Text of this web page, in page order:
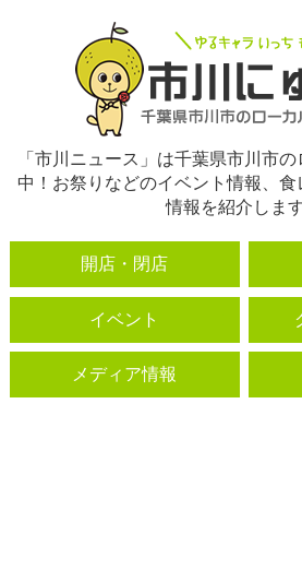
「市川ニュース」は千葉県市川市
中！お祭りなどのイベント情報、
情報を紹介します
開店・閉店
イベント
メディア情報